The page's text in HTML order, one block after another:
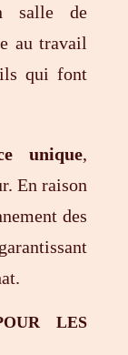
salle de
au travail
qui font
unique,
En raison
des
LES